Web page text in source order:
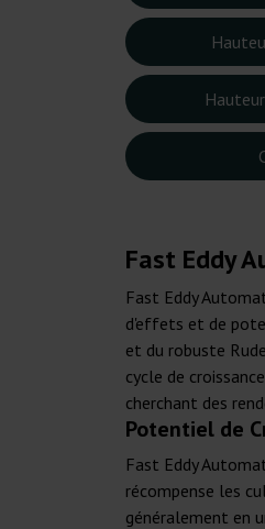
Fast Eddy
Fast Eddy
d'effets et de
et du robuste
cycle de
cherchant des
Potentiel de
Fast Eddy
récompense les
généralement en